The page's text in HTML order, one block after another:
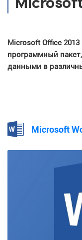
Microsoft Office
программный
данными в
Microsoft